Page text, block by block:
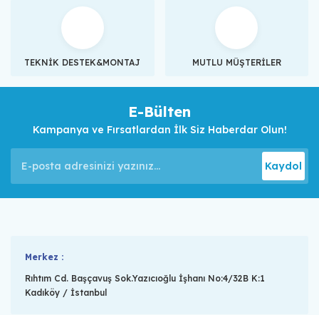
TEKNİK DESTEK&MONTAJ MUTLU MÜŞTERİLER
E-Bülten
Kampanya ve Fırsatlardan İlk Siz Haberdar Olun!
Kaydol
Merkez :
Rıhtım Cd. Başçavuş Sok.Yazıcıoğlu İşhanı No:4/32B K:1
Kadıköy / İstanbul